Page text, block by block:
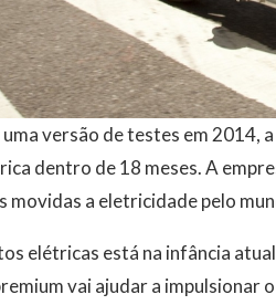
versão de testes em 2014,
dentro de 18 meses. A
movidas a eletricidade pelo
elétricas está na infância
vai ajudar a impulsionar